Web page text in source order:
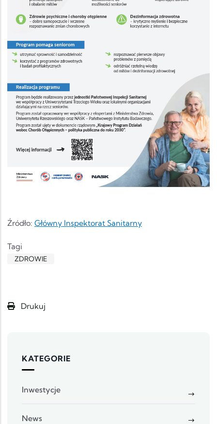
Źródło: Główny Inspektorat Sanitarny
Tagi
ZDROWIE
Drukuj
KATEGORIE
Inwestycje
News